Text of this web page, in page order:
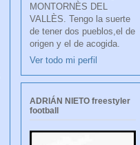
MONTORNÈS DEL
VALLÈS. Tengo la suerte
de tener dos pueblos,el de
origen y el de acogida.
Ver todo mi perfil
ADRIÁN NIETO freestyler
football